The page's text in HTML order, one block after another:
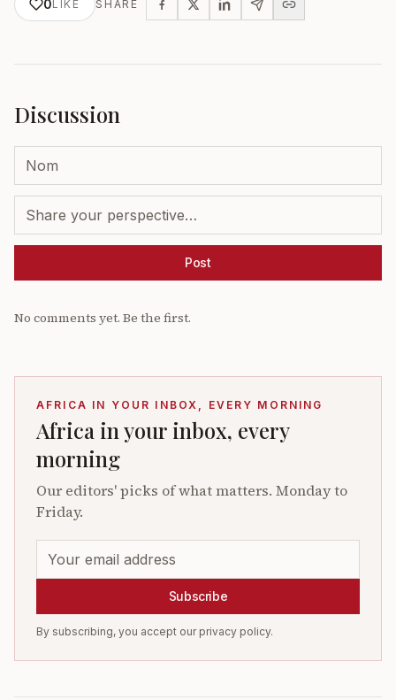
0 LIKE SHARE
Discussion
Post
No comments yet. Be the first.
AFRICA IN YOUR INBOX, EVERY MORNING
Africa in your inbox, every
morning
Our editors' picks of what matters. Monday to
Friday.
Subscribe
By subscribing, you accept our privacy policy.